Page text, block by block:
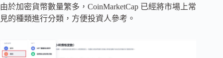
由於加密貨幣數量繁多，CoinMarketCap 已經將市場上常
見的種類進行分類，方便投資人參考。